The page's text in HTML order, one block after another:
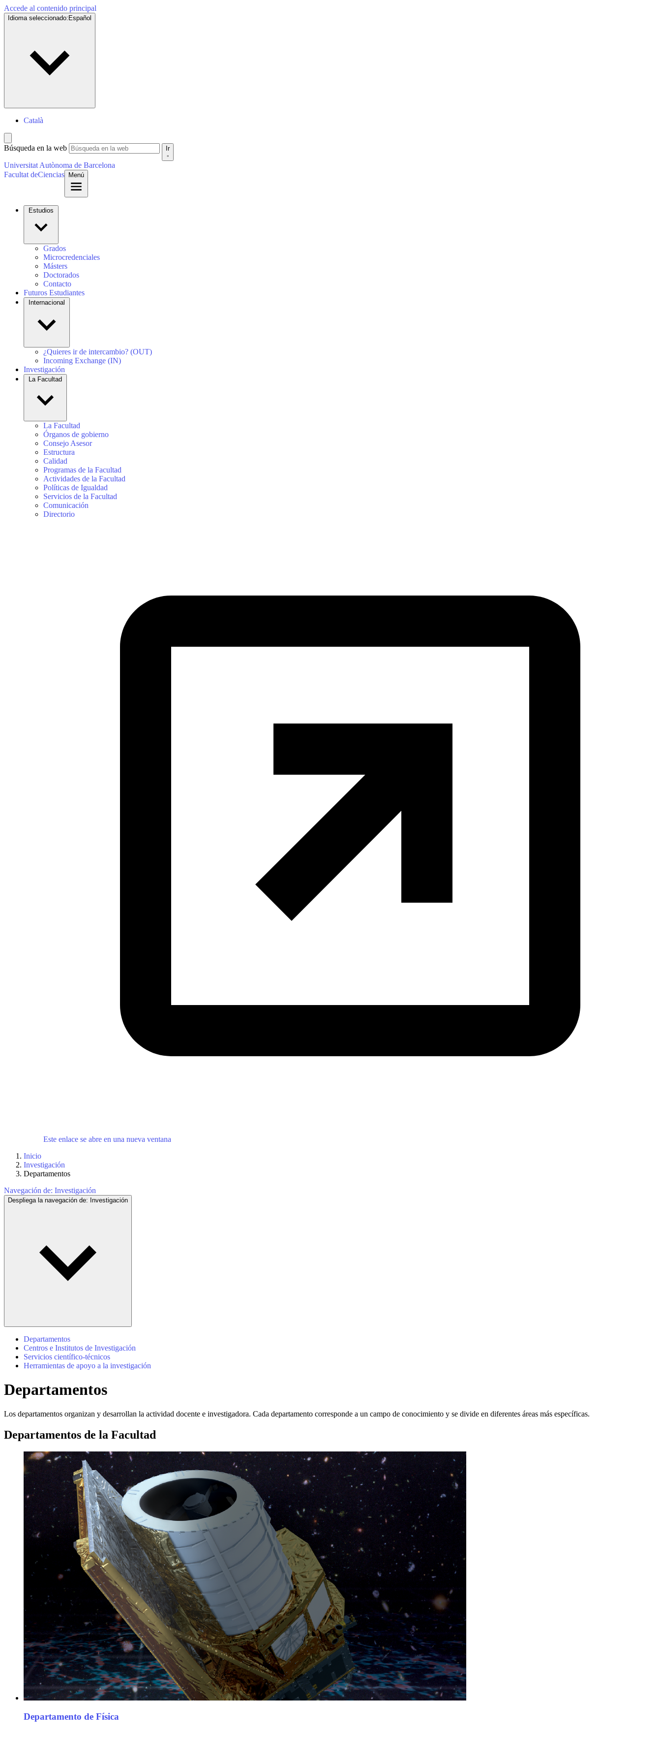
Accede al contenido principal
Idioma seleccionado: Español
Català
Búsqueda en la web Ir
Universitat Autònoma de Barcelona
Facultat deCiencias Menú
Estudios
Grados
Microcredenciales
Másters
Doctorados
Contacto
Futuros Estudiantes
Internacional
¿Quieres ir de intercambio? (OUT)
Incoming Exchange (IN)
Investigación
La Facultad
La Facultad
Órganos de gobierno
Consejo Asesor
Estructura
Calidad
Programas de la Facultad
Actividades de la Facultad
Políticas de Igualdad
Servicios de la Facultad
Comunicación
Directorio
Este enlace se abre en una nueva ventana
Inicio
Investigación
Departamentos
Navegación de: Investigación
Despliega la navegación de: Investigación
Departamentos
Centros e Institutos de Investigación
Servicios científico-técnicos
Herramientas de apoyo a la investigación
Departamentos
Los departamentos organizan y desarrollan la actividad docente e investigadora. Cada departamento corresponde a un campo de conocimiento y se divide en diferentes áreas más específicas.
Departamentos de la Facultad
Departamento de Física